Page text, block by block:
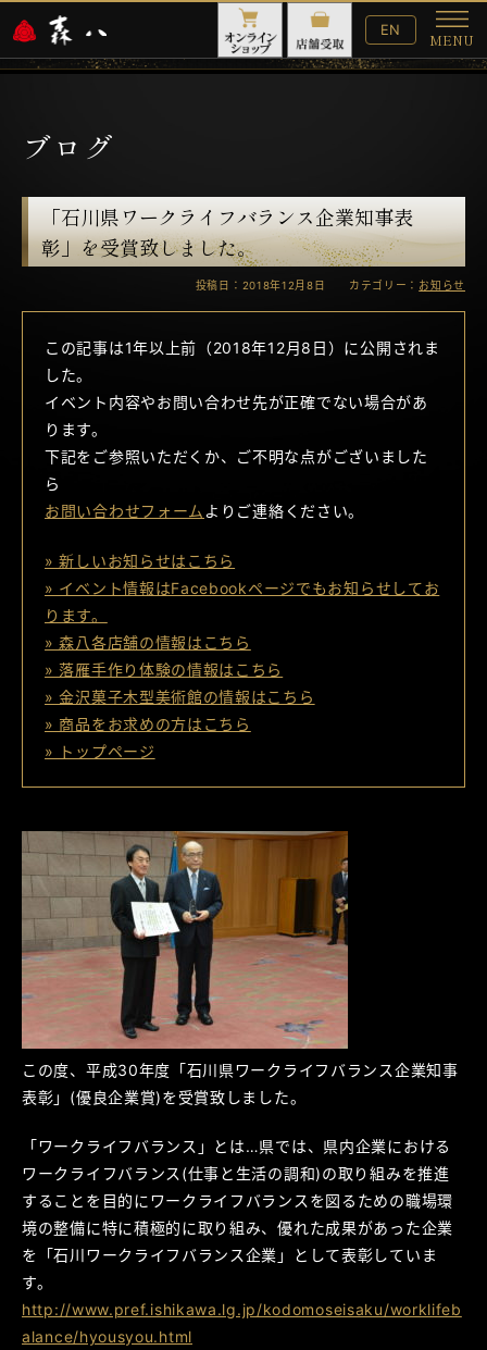
English
Website
EN
MENU
メ
ニ
ブログ
「石川県ワークライフバランス企業知事表
彰」を受賞致しました。
投稿日：2018年12月8日 カテゴリー： お知らせ
この記事は1年以上前（2018年12月8日）に公開されま
した。
イベント内容やお問い合わせ先が正確でない場合があ
ります。
下記をご参照いただくか、ご不明な点がございました
ら
お問い合わせフォームよりご連絡ください。
» 新しいお知らせはこちら
» イベント情報はFacebookページでもお知らせしてお
ります。
» 森八各店舗の情報はこちら
» 落雁手作り体験の情報はこちら
» 金沢菓子木型美術館の情報はこちら
» 商品をお求めの方はこちら
» トップページ
この度、平成30年度「石川県ワークライフバランス企業知事
表彰」(優良企業賞)を受賞致しました。
「ワークライフバランス」とは…県では、県内企業における
ワークライフバランス(仕事と生活の調和)の取り組みを推進
することを目的にワークライフバランスを図るための職場環
境の整備に特に積極的に取り組み、優れた成果があった企業
を「石川ワークライフバランス企業」として表彰していま
す。
http://www.pref.ishikawa.lg.jp/kodomoseisaku/worklifeb
alance/hyousyou.html